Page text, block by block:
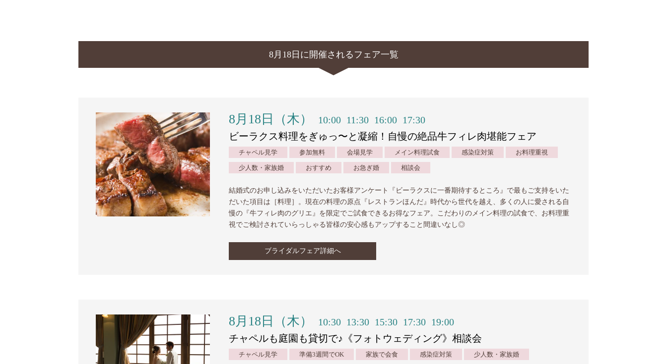
8月18日に開催されるフェア一覧
8月18日（木） 10:00 11:30 16:00 17:30
ビーラクス料理をぎゅっ〜と凝縮！自慢の絶品牛フィレ肉堪能フェア
チャペル見学 参加無料 会場見学 メイン料理試食 感染症対策 お料理重視
少人数・家族婚 おすすめ お急ぎ婚 相談会
結婚式のお申し込みをいただいたお客様アンケート『ビーラクスに一番期待するところ』で最もご支持をいた
だいた項目は［料理］。現在の料理の原点『レストランほんだ』時代から世代を越え、多くの人に愛される自
慢の『牛フィレ肉のグリエ』を限定でご試食できるお得なフェア。こだわりのメイン料理の試食で、お料理重
視でご検討されていらっしゃる皆様の安心感もアップすること間違いなし◎
ブライダルフェア詳細へ
8月18日（木） 10:30 13:30 15:30 17:30 19:00
チャペルも庭園も貸切で♪《フォトウェディング》相談会
チャペル見学 準備3週間でOK 家族で会食 感染症対策 少人数・家族婚